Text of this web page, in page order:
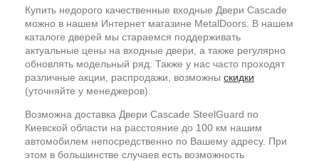
Купить недорого качественные входные Двери Cascade
можно в нашем Интернет магазине MetalDoors. В нашем
каталоге дверей мы стараемся поддерживать
актуальные цены на входные двери, а также регулярно
обновлять модельный ряд. Также у нас часто проходят
различные акции, распродажи, возможны скидки
(уточняйте у менеджеров).
Возможна доставка Двери Cascade SteelGuard по
Киевской области на расстояние до 100 км нашим
автомобилем непосредственно по Вашему адресу. При
этом в большинстве случаев есть возможность